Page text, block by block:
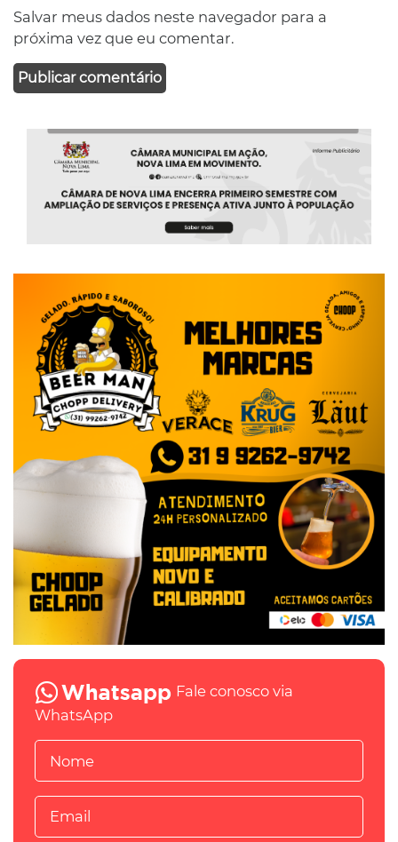
Salvar meus dados neste navegador para a
próxima vez que eu comentar.
Fale conosco via
WhatsApp